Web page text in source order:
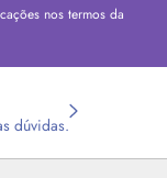
nos termos da
dúvidas.